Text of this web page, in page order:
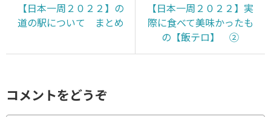
【日本一周２０２２】の
道の駅について まとめ
【日本一周２０２２】実
際に食べて美味かったも
の【飯テロ】 ②
コメントをどうぞ